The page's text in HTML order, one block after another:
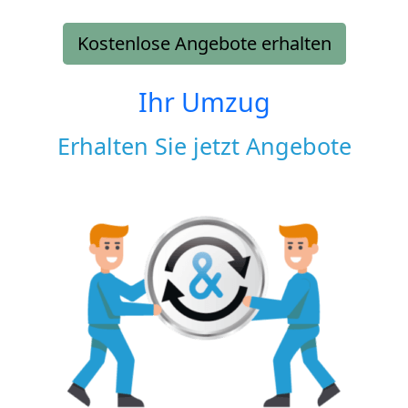
Kostenlose Angebote erhalten
Ihr Umzug
Erhalten Sie jetzt Angebote